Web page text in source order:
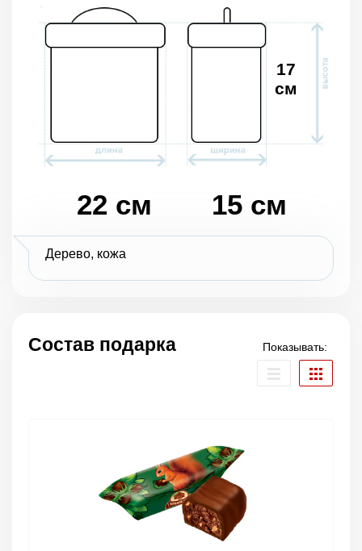
22 см 15 см
17
см
Дерево, кожа
Состав подарка Показывать: